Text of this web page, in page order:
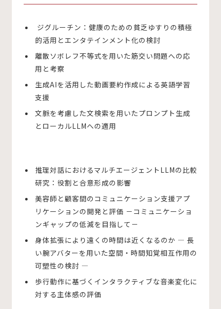
ジグルーチン：健康のための貧乏ゆすりの積極
的活用とエンタテインメント化の検討
離散ソボレフ不等式を用いた筋交い問題への応
用と考察
生成AIを活用した動画要約作成による英語学習
支援
文脈を考慮した文検索を用いたプロンプト生成
とローカルLLMへの適用
推理対話におけるマルチエージェントLLMの比較
研究：役割と合意形成の影響
美容師と顧客間のコミュニケーション支援アプ
リケーションの開発と評価 －コミュニケーショ
ンギャップの低減を目指して－
身体拡張により遠くの時間は近くなるのか — ⻑
い腕アバターを用いた空間・時間知覚相互作用の
可塑性の検討 —
歩行動作に基づくインタラクティブな音楽変化に
対する主体感の評価